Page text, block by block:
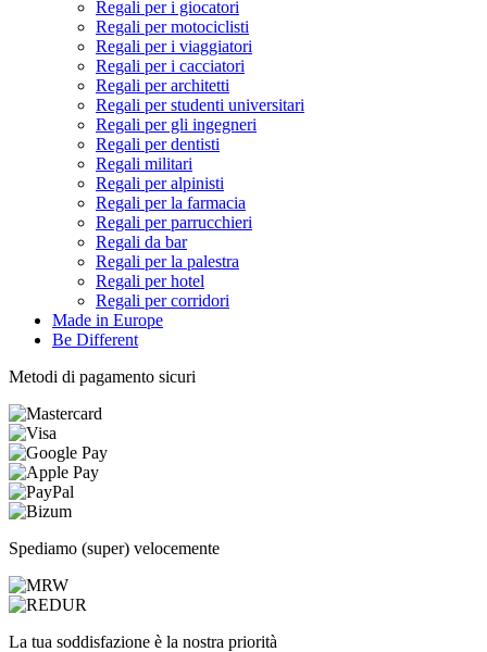
Regali per i giocatori
Regali per motociclisti
Regali per i viaggiatori
Regali per i cacciatori
Regali per architetti
Regali per studenti universitari
Regali per gli ingegneri
Regali per dentisti
Regali militari
Regali per alpinisti
Regali per la farmacia
Regali per parrucchieri
Regali da bar
Regali per la palestra
Regali per hotel
Regali per corridori
Made in Europe
Be Different
Metodi di pagamento sicuri
Spediamo (super) velocemente
La tua soddisfazione è la nostra priorità